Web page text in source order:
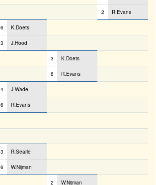
2 R.Evans
6 K.Doets
3 J.Hood
3 K.Doets
6 R.Evans
4 J.Wade
6 R.Evans
3 R.Searle
6 W.Nijman
2 W.Nijman